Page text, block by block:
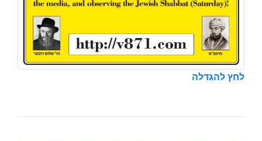
לחץ להגדלה